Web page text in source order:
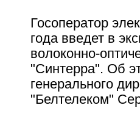
Госоператор
года введет в
волоконно-
"Синтерра". Об
генерального
"Белтелеком"